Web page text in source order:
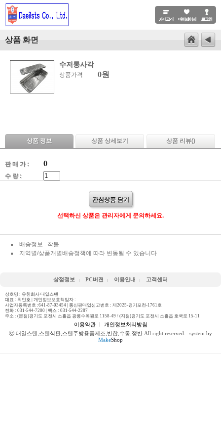
상품 화면
수저통사각
상품가격 0원
상품 정보 상품 상세보기 상품 리뷰()
판 매 가 : 0
수 량 :
관심상품 담기
선택하신 상품은 관리자에게 문의하세요.
배송정보 : 착불
지역별/상품개별배송정책에 따라 변동될 수 있습니다
상점정보 PC버젼 이용안내 고객센터
상호명 : 유한회사 대일스텐
대표 : 최인호 | 개인정보보호책임자 :
사업자등록번호 :641-87-03454 | 통신판매업신고번호 : 제2025-경기포천-1761호
전화 : 031-544-7200 | 팩스 : 031-544-2287
주소 : (본점)경기도 포천시 소흘읍 광릉수목원로 1158-49 / (지점)경기도 포천시 소흘읍 호국로 15-11
이용약관ㅣ 개인정보처리방침
ⓒ 대일스텐,스텐식판,스텐주방용품제조,반합,수통,쟁반 All right reserved.
system by
MakeShop